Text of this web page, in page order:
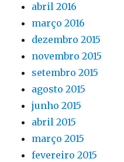
abril 2016
março 2016
dezembro 2015
novembro 2015
setembro 2015
agosto 2015
junho 2015
abril 2015
março 2015
fevereiro 2015